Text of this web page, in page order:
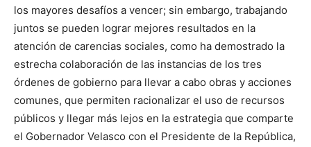
los mayores desafíos a vencer; sin embargo, trabajando
juntos se pueden lograr mejores resultados en la
atención de carencias sociales, como ha demostrado la
estrecha colaboración de las instancias de los tres
órdenes de gobierno para llevar a cabo obras y acciones
comunes, que permiten racionalizar el uso de recursos
públicos y llegar más lejos en la estrategia que comparte
el Gobernador Velasco con el Presidente de la República,